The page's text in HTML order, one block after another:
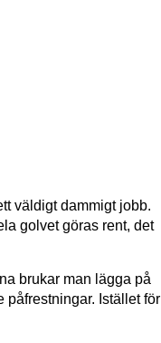
väldigt dammigt jobb.
golvet göras rent, det
brukar man lägga på
påfrestningar. Istället för